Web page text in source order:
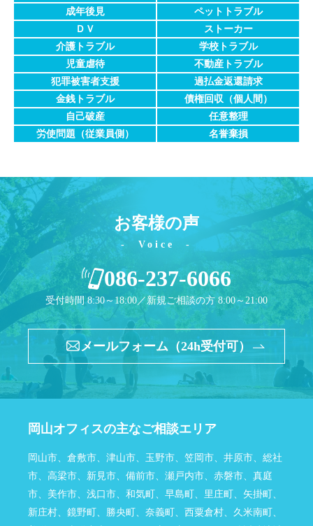
成年後見
ペットトラブル
ＤＶ
ストーカー
介護トラブル
学校トラブル
児童虐待
不動産トラブル
犯罪被害者支援
過払金返還請求
金銭トラブル
債権回収 （個人間）
自己破産
任意整理
労使問題 （従業員側） 名誉棄損
お客様の声
Voice
086-237-6066
受付時間 8:30～18:00／新規ご相談の方 8:00～21:00
メールフォーム（24h受付可）
岡山オフィスの主なご相談エリア
岡山市、倉敷市、津山市、玉野市、笠岡市、井原市、総社
市、高梁市、新見市、備前市、瀬戸内市、赤磐市、真庭
市、美作市、浅口市、和気町、早島町、里庄町、矢掛町、
新庄村、鏡野町、勝央町、奈義町、西粟倉村、久米南町、